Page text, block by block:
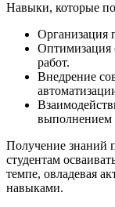
Навыки, которые
Организация
Оптимизация
работ.
Внедрение
выполнением
Получение знаний
студентам
темпе, овладевая
навыками.